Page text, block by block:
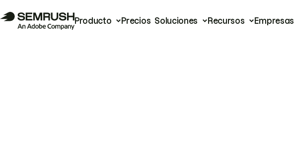
Producto Precios Soluciones Recursos Empresas